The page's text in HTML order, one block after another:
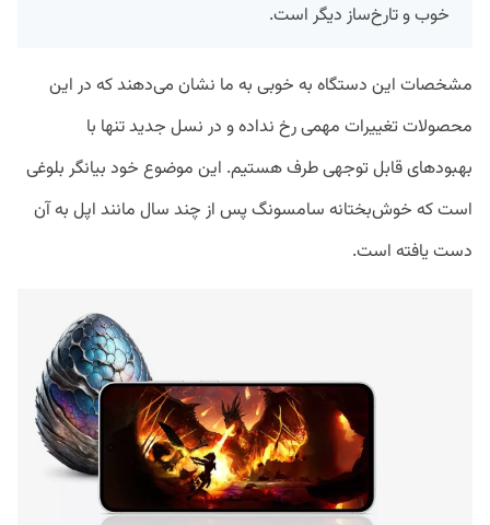
خوب و تارخ‌ساز دیگر است.
مشخصات این دستگاه به خوبی به ما نشان می‌دهند که در این
محصولات تغییرات مهمی رخ نداده و در نسل جدید تنها با
بهبود‌های قابل توجهی طرف هستیم. این موضوع خود بیانگر بلوغی
است که خوش‌بختانه سامسونگ پس از چند سال مانند اپل به آن
دست یافته است.